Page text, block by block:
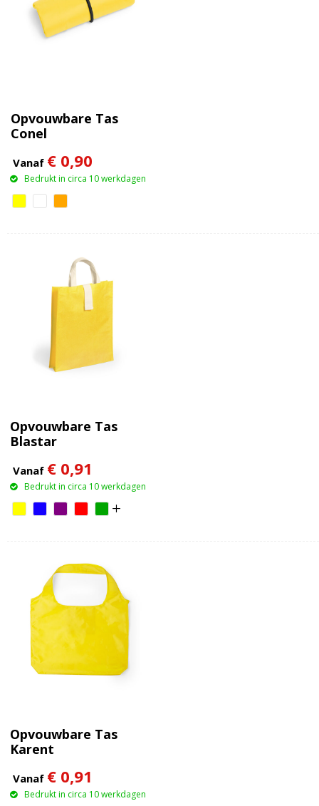
Opvouwbare Tas
Conel
Vanaf € 0,90
Bedrukt in circa 10 werkdagen
Opvouwbare Tas
Blastar
Vanaf € 0,91
Bedrukt in circa 10 werkdagen
Opvouwbare Tas
Karent
Vanaf € 0,91
Bedrukt in circa 10 werkdagen